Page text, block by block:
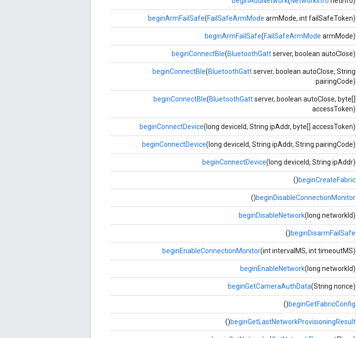
beginArmFailSafe(FailSafeArmMode armMode, int failSafeToken)
beginArmFailSafe(FailSafeArmMode armMode)
beginConnectBle(BluetoothGattserver, boolean autoClose)
beginConnectBle(BluetoothGattserver, boolean autoClose, String
pairingCode)
beginConnectBle(BluetoothGattserver, boolean autoClose, byte[]
accessToken)
beginConnectDevice(long deviceId, String ipAddr, byte[] accessToken)
beginConnectDevice(long deviceId, String ipAddr, String pairingCode)
beginConnectDevice(long deviceId, String ipAddr)
beginCreateFabric
()
beginDisableConnectionMonitor
()
beginDisableNetwork(long networkId)
beginDisarmFailSafe
()
beginEnableConnectionMonitor(int intervalMS, int timeoutMS)
beginEnableNetwork(long networkId)
beginGetCameraAuthData(String nonce)
beginGetFabricConfig
()
beginGetLastNetworkProvisioningResult
()